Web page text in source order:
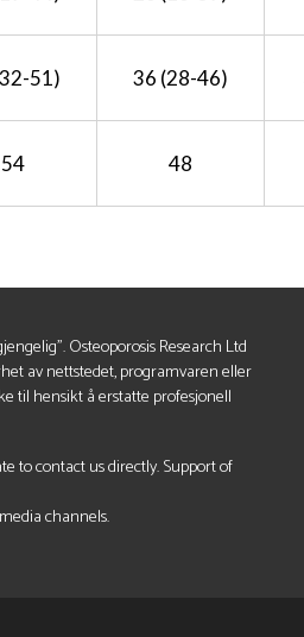
51) 36 (28-46)
54 48
Osteoporosis Research Ltd
av nettstedet, programvaren eller
til hensikt å erstatte profesjonell
to contact us directly. Support of
channels.